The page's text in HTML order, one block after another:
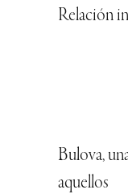
Relación
Bulova,
aquellos